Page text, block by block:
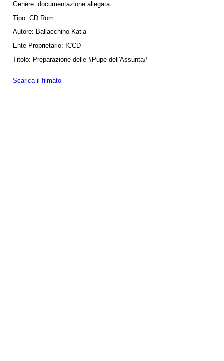
Genere: documentazione allegata
Tipo: CD Rom
Autore: Ballacchino Katia
Ente Proprietario: ICCD
Titolo: Preparazione delle #Pupe dell'Assunta#
Scarica il filmato